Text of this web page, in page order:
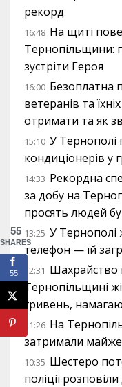
рекорд
16:48 На щиті
Тернопільщини:
зустріти Героя
16:00 Безоплатна
ветеранів та
отримати та як
15:10 У Тернополі
кондиціонерів у
14:33 Рекордна
за добу на
просять людей
13:25 У Тернополі
телефон — їй
12:31 Шахрайство
Тернопільщині
гривень,
11:26 На
затримали майже
10:35 Шестеро
поліції
55
SHARES
55